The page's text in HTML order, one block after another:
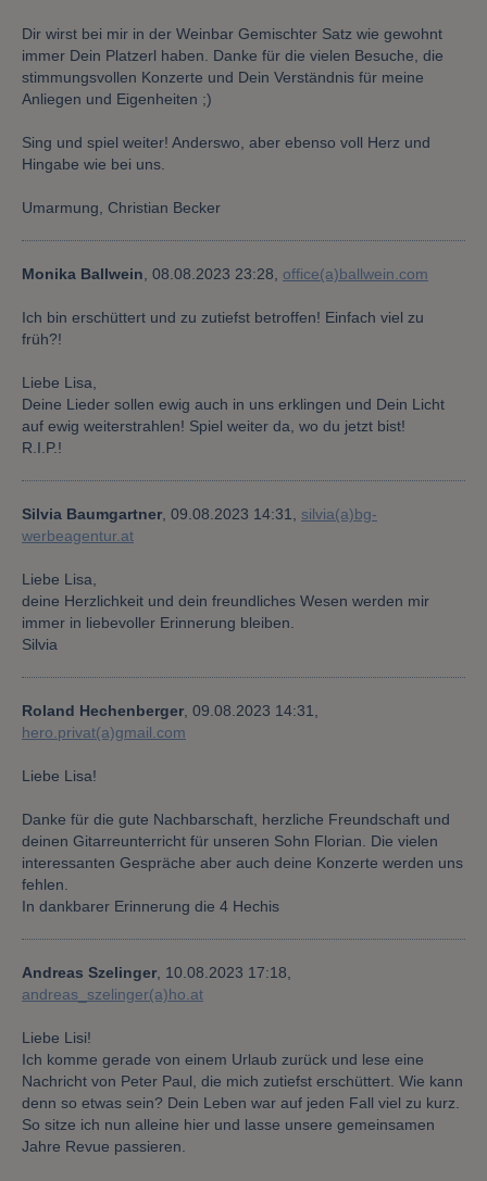
Dir wirst bei mir in der Weinbar Gemischter Satz wie gewohnt
immer Dein Platzerl haben. Danke für die vielen Besuche, die
stimmungsvollen Konzerte und Dein Verständnis für meine
Anliegen und Eigenheiten ;)
Sing und spiel weiter! Anderswo, aber ebenso voll Herz und
Hingabe wie bei uns.
Umarmung, Christian Becker
Monika Ballwein, 08.08.2023 23:28, office(a)ballwein.com
Ich bin erschüttert und zu zutiefst betroffen! Einfach viel zu
früh?!
Liebe Lisa,
Deine Lieder sollen ewig auch in uns erklingen und Dein Licht
auf ewig weiterstrahlen! Spiel weiter da, wo du jetzt bist!
R.I.P.!
Silvia Baumgartner, 09.08.2023 14:31, silvia(a)bg-
werbeagentur.at
Liebe Lisa,
deine Herzlichkeit und dein freundliches Wesen werden mir
immer in liebevoller Erinnerung bleiben.
Silvia
Roland Hechenberger, 09.08.2023 14:31,
hero.privat(a)gmail.com
Liebe Lisa!
Danke für die gute Nachbarschaft, herzliche Freundschaft und
deinen Gitarreunterricht für unseren Sohn Florian. Die vielen
interessanten Gespräche aber auch deine Konzerte werden uns
fehlen.
In dankbarer Erinnerung die 4 Hechis
Andreas Szelinger, 10.08.2023 17:18,
andreas_szelinger(a)ho.at
Liebe Lisi!
Ich komme gerade von einem Urlaub zurück und lese eine
Nachricht von Peter Paul, die mich zutiefst erschüttert. Wie kann
denn so etwas sein? Dein Leben war auf jeden Fall viel zu kurz.
So sitze ich nun alleine hier und lasse unsere gemeinsamen
Jahre Revue passieren.